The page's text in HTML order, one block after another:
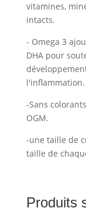
vitamines,
intacts.
- Omega 3
DHA pour
l'inflammation.
-Sans
OGM.
-une taille de
taille de
Produits